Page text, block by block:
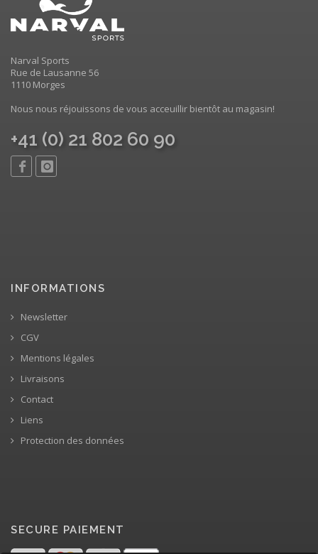
Narval Sports
Rue de Lausanne 56
1110 Morges
Nous nous réjouissons de vous acceuillir bientôt au magasin!
+41 (0) 21 802 60 90
INFORMATIONS
Newsletter
CGV
Mentions légales
Livraisons
Contact
Liens
Protection des données
SECURE PAIEMENT